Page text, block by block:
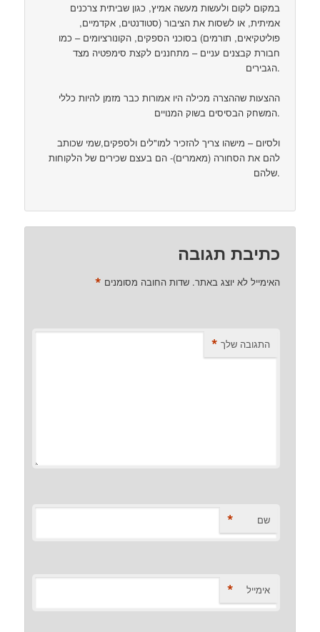
במקום לקום ולעשות מעשה אמיץ, כגון שביתית צרכנים
אמיתית, או לשסות את הציבור (סטודנטים, אקדמיים,
פוליטקיאים, תורמים) בסוכני הספקים, הקונורציומים – כמו
חבורת קבצנים עניים – מתחננים לקצת סימפטיה מצד
הגבירים.
ההצעות שההצרה מכילה היו אמורות כבר מזמן להיות כללי
המשחק הבסיסים בשוק המנויים.
ולסיום – מישהו צריך להזכיר למו"לים ולספקים,שמי שכותב
להם את הסחורה (מאמרים)- הם בעצם שכירים של הלקוחות
שלהם.
כתיבת תגובה
האימייל לא יוצג באתר. שדות החובה מסומנים *
התגובה שלך *
שם *
אימייל *